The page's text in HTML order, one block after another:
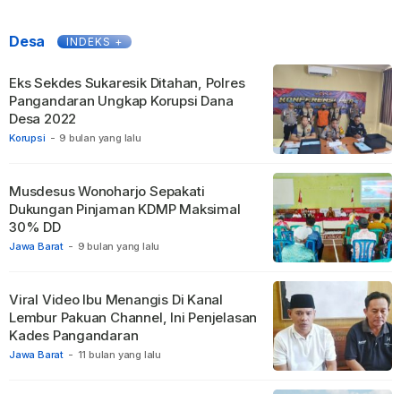
Desa INDEKS +
Korupsi - 9 bulan yang lalu
Eks Sekdes Sukaresik Ditahan, Polres
Pangandaran Ungkap Korupsi Dana
Desa 2022
Jawa Barat - 9 bulan yang lalu
Musdesus Wonoharjo Sepakati
Dukungan Pinjaman KDMP Maksimal
30% DD
Jawa Barat - 11 bulan yang lalu
Viral Video Ibu Menangis Di Kanal
Lembur Pakuan Channel, Ini Penjelasan
Kades Pangandaran